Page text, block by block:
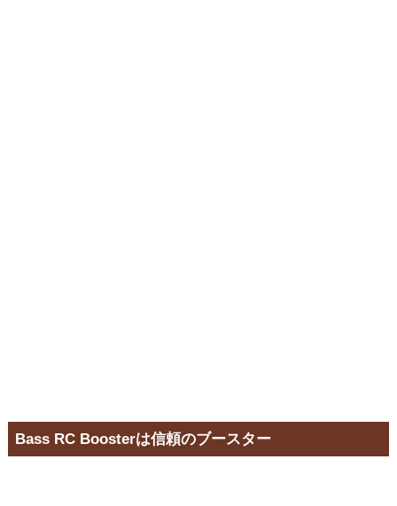
Bass RC Boosterは信頼のブースター